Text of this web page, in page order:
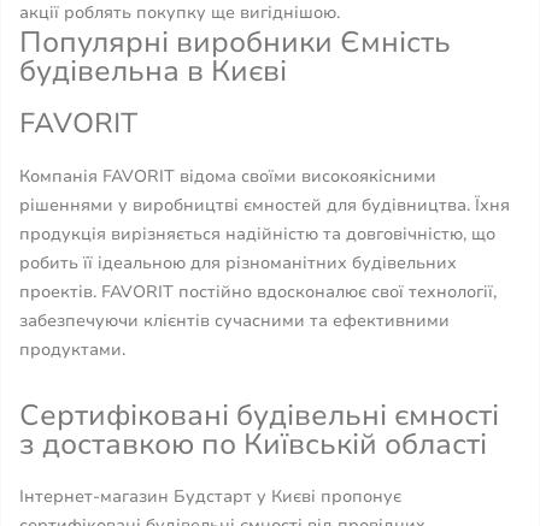
акції роблять покупку ще вигіднішою.
Популярні виробники Ємність
будівельна в Києві
FAVORIT
Компанія FAVORIT відома своїми високоякісними
рішеннями у виробництві ємностей для будівництва. Їхня
продукція вирізняється надійністю та довговічністю, що
робить її ідеальною для різноманітних будівельних
проектів. FAVORIT постійно вдосконалює свої технології,
забезпечуючи клієнтів сучасними та ефективними
продуктами.
Сертифіковані будівельні ємності
з доставкою по Київській області
Інтернет-магазин Будстарт у Києві пропонує